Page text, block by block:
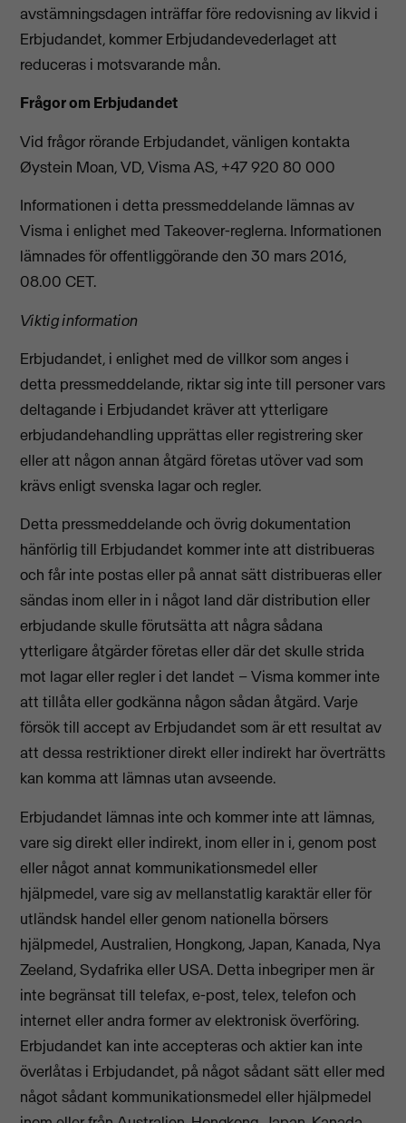
avstämningsdagen inträffar före redovisning av likvid i
Erbjudandet, kommer Erbjudandevederlaget att
reduceras i motsvarande mån.
Frågor om Erbjudandet
Vid frågor rörande Erbjudandet, vänligen kontakta
Øystein Moan, VD, Visma AS, +47 920 80 000
Informationen i detta pressmeddelande lämnas av
Visma i enlighet med Takeover-reglerna. Informationen
lämnades för offentliggörande den 30 mars 2016,
08.00 CET.
Viktig information
Erbjudandet, i enlighet med de villkor som anges i
detta pressmeddelande, riktar sig inte till personer vars
deltagande i Erbjudandet kräver att ytterligare
erbjudandehandling upprättas eller registrering sker
eller att någon annan åtgärd företas utöver vad som
krävs enligt svenska lagar och regler.
Detta pressmeddelande och övrig dokumentation
hänförlig till Erbjudandet kommer inte att distribueras
och får inte postas eller på annat sätt distribueras eller
sändas inom eller in i något land där distribution eller
erbjudande skulle förutsätta att några sådana
ytterligare åtgärder företas eller där det skulle strida
mot lagar eller regler i det landet – Visma kommer inte
att tillåta eller godkänna någon sådan åtgärd. Varje
försök till accept av Erbjudandet som är ett resultat av
att dessa restriktioner direkt eller indirekt har överträtts
kan komma att lämnas utan avseende.
Erbjudandet lämnas inte och kommer inte att lämnas,
vare sig direkt eller indirekt, inom eller in i, genom post
eller något annat kommunikationsmedel eller
hjälpmedel, vare sig av mellanstatlig karaktär eller för
utländsk handel eller genom nationella börsers
hjälpmedel, Australien, Hongkong, Japan, Kanada, Nya
Zeeland, Sydafrika eller USA. Detta inbegriper men är
inte begränsat till telefax, e-post, telex, telefon och
internet eller andra former av elektronisk överföring.
Erbjudandet kan inte accepteras och aktier kan inte
överlåtas i Erbjudandet, på något sådant sätt eller med
något sådant kommunikationsmedel eller hjälpmedel